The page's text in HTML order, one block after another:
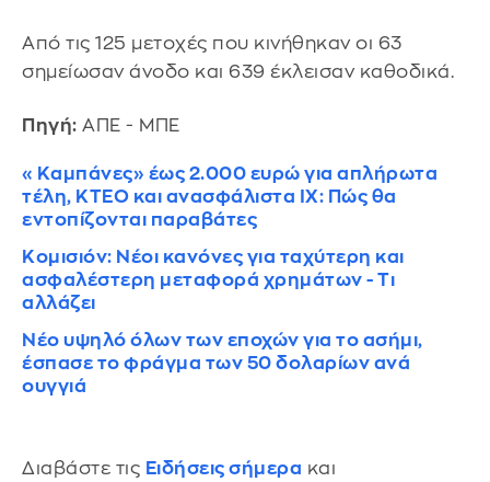
Από τις 125 μετοχές που κινήθηκαν οι 63
σημείωσαν άνοδο και 639 έκλεισαν καθοδικά.
Πηγή: ΑΠΕ - ΜΠΕ
«Καμπάνες» έως 2.000 ευρώ για απλήρωτα
τέλη, ΚΤΕΟ και ανασφάλιστα ΙΧ: Πώς θα
εντοπίζονται παραβάτες
Κομισιόν: Νέοι κανόνες για ταχύτερη και
ασφαλέστερη μεταφορά χρημάτων - Τι
αλλάζει
Νέο υψηλό όλων των εποχών για το ασήμι,
έσπασε το φράγμα των 50 δολαρίων ανά
ουγγιά
Διαβάστε τις Ειδήσεις σήμερα και